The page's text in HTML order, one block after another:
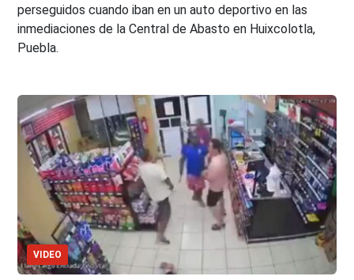
perseguidos cuando iban en un auto deportivo en las
inmediaciones de la Central de Abasto en Huixcolotla,
Puebla.
VIDEO